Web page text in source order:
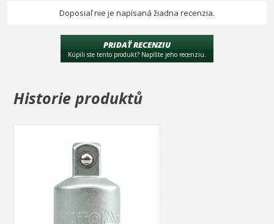
Doposiaľ nie je napísaná žiadna recenzia.
PRIDAŤ RECENZIU
Kúpili ste tento produkt? Napíšte jeho recenziu.
Historie produktů